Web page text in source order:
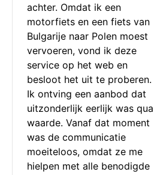
achter. Omdat ik een
motorfiets en een fiets van
Bulgarije naar Polen moest
vervoeren, vond ik deze
service op het web en
besloot het uit te proberen.
Ik ontving een aanbod dat
uitzonderlijk eerlijk was qua
waarde. Vanaf dat moment
was de communicatie
moeiteloos, omdat ze me
hielpen met alle benodigde